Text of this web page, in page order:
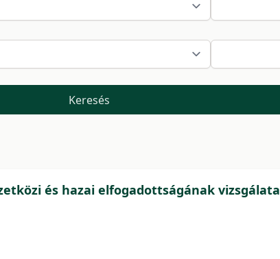
Keresés
és hazai elfogadottságának vizsgálata